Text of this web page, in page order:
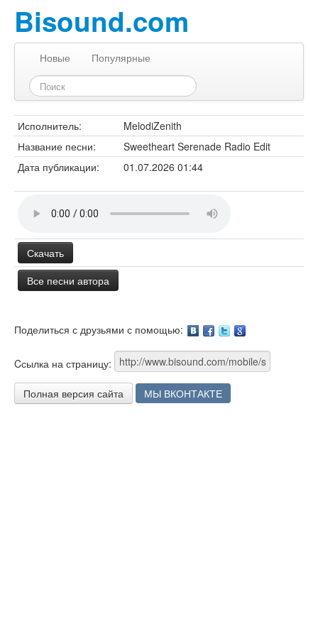
Bisound.com
Новые Популярные
Исполнитель:
MelodiZenith
Название песни:
Sweetheart Serenade Radio Edit
Дата публикации:
01.07.2026 01:44
Скачать
Все песни автора
Поделиться с друзьями с помощью:
Cсылка на страницу:
Полная версия сайта МЫ ВКОНТАКТЕ